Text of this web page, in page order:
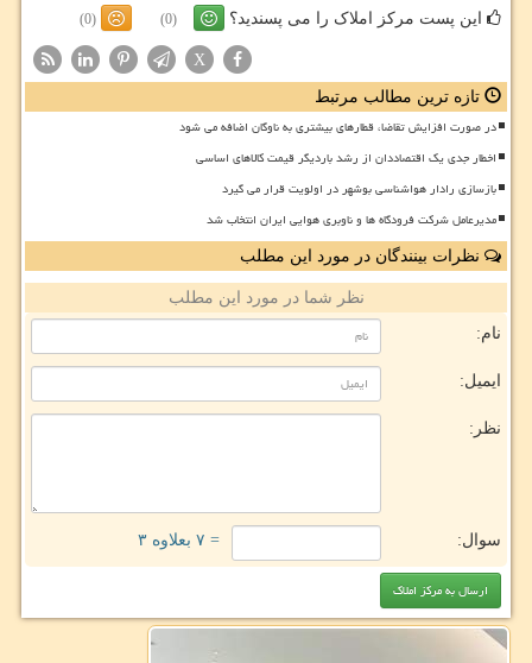
این پست مرکز املاک را می پسندید؟ (0)
(0)
X
تازه ترین مطالب مرتبط
در صورت افزایش تقاضا، قطارهای بیشتری به ناوگان اضافه می شود
اخطار جدی یک اقتصاددان از رشد باردیگر قیمت کالاهای اساسی
بازسازی رادار هواشناسی بوشهر در اولویت قرار می گیرد
مدیرعامل شرکت فرودگاه ها و ناوبری هوایی ایران انتخاب شد
نظرات بینندگان در مورد این مطلب
نظر شما در مورد این مطلب
نام:
ایمیل:
نظر:
سوال: = ۷ بعلاوه ۳